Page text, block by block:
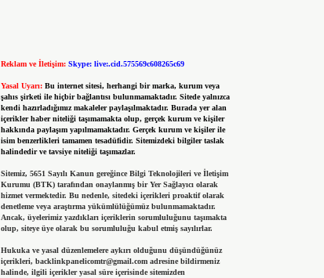
Reklam ve İletişim: Skype: live:.cid.575569c608265c69
Yasal Uyarı: Bu internet sitesi, herhangi bir marka, kurum veya
şahıs şirketi ile hiçbir bağlantısı bulunmamaktadır. Sitede yalnızca
kendi hazırladığımız makaleler paylaşılmaktadır. Burada yer alan
içerikler haber niteliği taşımamakta olup, gerçek kurum ve kişiler
hakkında paylaşım yapılmamaktadır. Gerçek kurum ve kişiler ile
isim benzerlikleri tamamen tesadüfidir. Sitemizdeki bilgiler taslak
halindedir ve tavsiye niteliği taşımazlar.
Sitemiz, 5651 Sayılı Kanun gereğince Bilgi Teknolojileri ve İletişim
Kurumu (BTK) tarafından onaylanmış bir Yer Sağlayıcı olarak
hizmet vermektedir. Bu nedenle, sitedeki içerikleri proaktif olarak
denetleme veya araştırma yükümlülüğümüz bulunmamaktadır.
Ancak, üyelerimiz yazdıkları içeriklerin sorumluluğunu taşımakta
olup, siteye üye olarak bu sorumluluğu kabul etmiş sayılırlar.
Hukuka ve yasal düzenlemelere aykırı olduğunu düşündüğünüz
içerikleri, backlinkpanelicomtr@gmail.comadresine bildirmeniz
halinde, ilgili içerikler yasal süre içerisinde sitemizden